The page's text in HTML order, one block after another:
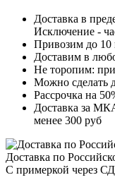
Доставка в
Исключение -
Привозим до
Доставим в
Не торопим:
Можно сделать
Рассрочка на
Доставка за
менее 300 руб
Доставка по
С примеркой через